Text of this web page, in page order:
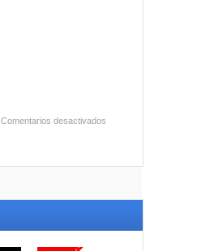
Comentarios desactivados